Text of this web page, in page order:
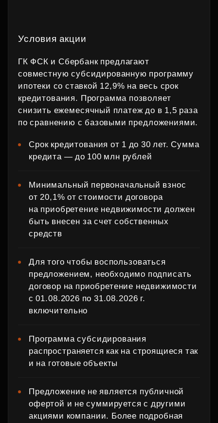
Условия акции
ГК ФСК и Сбербанк предлагают
совместную субсидированную программу
ипотеки со ставкой 12,9% на весь срок
кредитования. Программа позволяет
снизить ежемесячный платеж до в 1,5 раза
по сравнению с базовыми предложениями.
Срок кредитования от 1 до 30 лет. Сумма
кредита — до 100 млн рублей
Минимальный первоначальный взнос
от 20,1% от стоимости договора
на приобретение недвижимости должен
быть внесен за счет собственных
средств
Для того чтобы воспользоваться
предложением, необходимо подписать
договор на приобретение недвижимости
с 01.08.2026 по 31.08.2026 г.
включительно
Программа субсидирования
распространяется как на строящиеся так
и на готовые объекты
Предложение не является публичной
офертой и не суммируется с другими
акциями компании. Более подробная